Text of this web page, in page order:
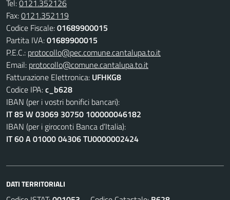
Tel:0121.352126
Fax:0121.352119
Codice Fiscale:01689900015
Partita IVA:01689900015
P.E.C.: protocollo@pec.comune.cantalupa.to.it
Email: protocollo@comune.cantalupa.to.it
Fatturazione Elettronica: UFHKG8
Codice IPA:c_b628
IBAN (per i vostri bonifici bancari):
IT 85 W 03069 30750 100000046182
IBAN (per i giroconti Banca d’Italia):
IT 60 A 01000 04306 TU0000002424
DATI TERRITORIALI